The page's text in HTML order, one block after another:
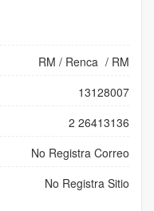
RM / Renca / RM
13128007
2 26413136
No Registra Correo
No Registra Sitio